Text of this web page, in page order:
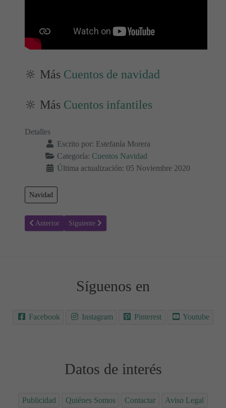
🔆 Más Cuentos de navidad
🔆 Más Cuentos infantiles
Detalles
Escrito por: Estefanía Morera
Categoría: Cuentos Navidad
Última actualización: 05 Noviembre 2020
Navidad
Artículo anterior: El Nacimiento de Jesús - Cuentos Infantiles para
Anterior Artículo siguiente: Navidad Con Paz - Cuentos
Siguiente
Síguenos en
Facebook Instagram Pinterest Youtube
Datos de interés
Publicidad Quiénes Somos Contactar Aviso Legal